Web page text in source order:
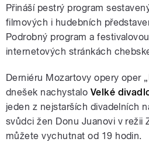
Přináší pestrý program
filmových i hudebních
Podrobný program a
internetových stránkách
Derniéru Mozartovy opery oper
dnešek nachystalo Velké
jeden z nejstarších divadelních
svůdci žen Donu Juanovi v režii
můžete vychutnat od 19 hodin.